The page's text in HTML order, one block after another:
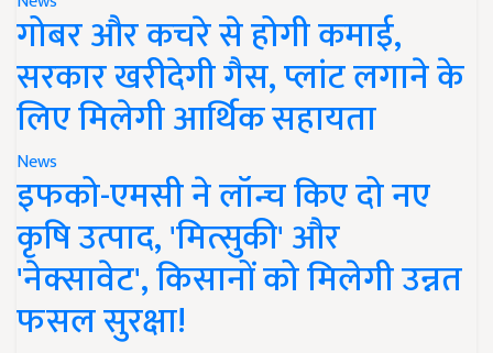
गोबर और कचरे से होगी कमाई,
सरकार खरीदेगी गैस, प्लांट लगाने के
लिए मिलेगी आर्थिक सहायता
News
इफको-एमसी ने लॉन्च किए दो नए
कृषि उत्पाद, 'मित्सुकी' और
'नेक्सावेट', किसानों को मिलेगी उन्नत
फसल सुरक्षा!